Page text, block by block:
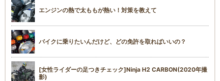
エンジンの熱で太ももが熱い！対策を教えて
バイクに乗りたいんだけど、どの免許を取ればいいの？
[女性ライダーの足つきチェック]Ninja H2 CARBON(2020年撮
影)